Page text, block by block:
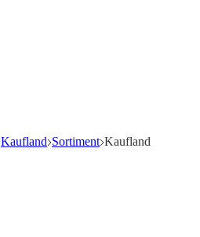
Kaufland Sortiment Kaufland